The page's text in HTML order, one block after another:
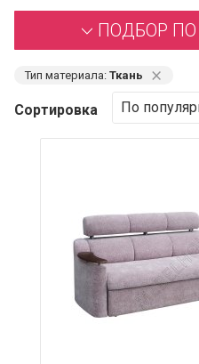
ПОДБОР
Тип материала: Ткань ⨯
Сортировка